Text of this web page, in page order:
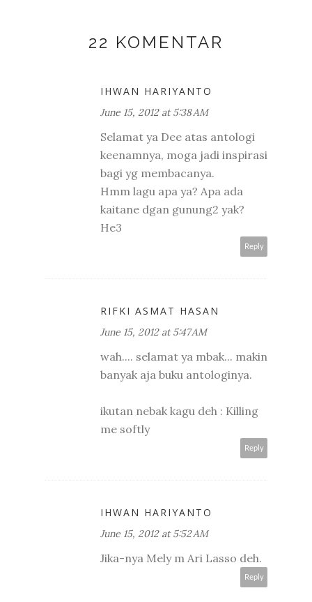
22 KOMENTAR
IHWAN HARIYANTO
June 15, 2012 at 5:38 AM
Selamat ya Dee atas antologi
keenamnya, moga jadi inspirasi
bagi yg membacanya.
Hmm lagu apa ya? Apa ada
kaitane dgan gunung2 yak?
He3
Reply
RIFKI ASMAT HASAN
June 15, 2012 at 5:47 AM
wah.... selamat ya mbak... makin
banyak aja buku antologinya.
ikutan nebak kagu deh : Killing
me softly
Reply
IHWAN HARIYANTO
June 15, 2012 at 5:52 AM
Jika-nya Mely m Ari Lasso deh.
Reply